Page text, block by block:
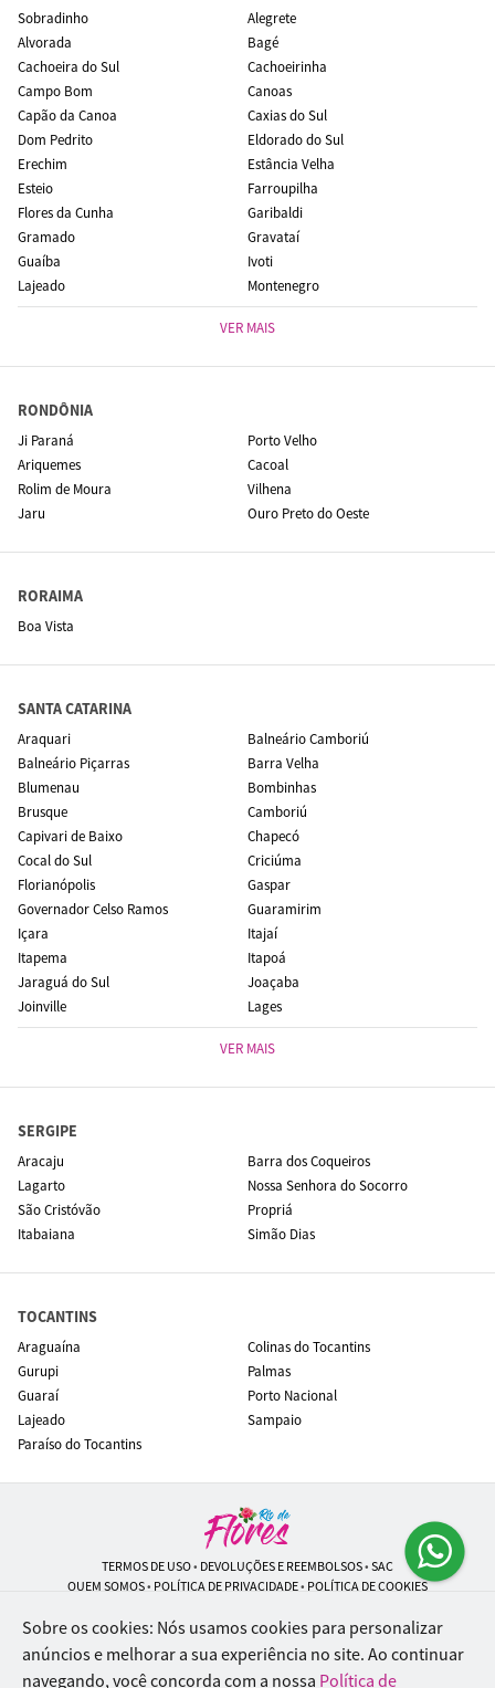
Sobradinho
Alegrete
Alvorada
Bagé
Cachoeira do Sul
Cachoeirinha
Campo Bom
Canoas
Capão da Canoa
Caxias do Sul
Dom Pedrito
Eldorado do Sul
Erechim
Estância Velha
Esteio
Farroupilha
Flores da Cunha
Garibaldi
Gramado
Gravataí
Guaíba
Ivoti
Lajeado
Montenegro
VER MAIS
RONDÔNIA
Ji Paraná
Porto Velho
Ariquemes
Cacoal
Rolim de Moura
Vilhena
Jaru
Ouro Preto do Oeste
RORAIMA
Boa Vista
SANTA CATARINA
Araquari
Balneário Camboriú
Balneário Piçarras
Barra Velha
Blumenau
Bombinhas
Brusque
Camboriú
Capivari de Baixo
Chapecó
Cocal do Sul
Criciúma
Florianópolis
Gaspar
Governador Celso Ramos
Guaramirim
Içara
Itajaí
Itapema
Itapoá
Jaraguá do Sul
Joaçaba
Joinville
Lages
VER MAIS
SERGIPE
Aracaju
Barra dos Coqueiros
Lagarto
Nossa Senhora do Socorro
São Cristóvão
Propriá
Itabaiana
Simão Dias
TOCANTINS
Araguaína
Colinas do Tocantins
Gurupi
Palmas
Guaraí
Porto Nacional
Lajeado
Sampaio
Paraíso do Tocantins
TERMOS DE USO• DEVOLUÇÕES E REEMBOLSOS• SAC
QUEM SOMOS• POLÍTICA DE PRIVACIDADE• POLÍTICA DE COOKIES
Rio de Flores | CNPJ: 18.184.423/0001-74
Sobre os cookies: Nós usamos cookies para personalizar
anúncios e melhorar a sua experiência no site. Ao continuar
navegando, você concorda com a nossa Política de